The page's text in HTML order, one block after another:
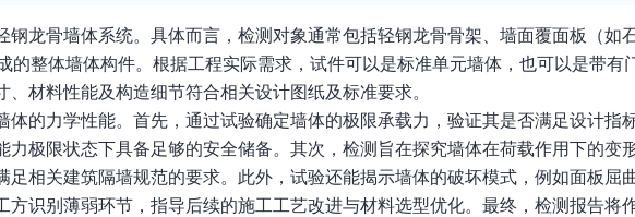
龙骨墙体系统。具体而言，检测对象通常包括轻钢龙骨骨架、墙面覆面板（如
的整体墙体构件。根据工程实际需求，试件可以是标准单元墙体，也可以是带有
材料性能及构造细节符合相关设计图纸及标准要求。
的力学性能。首先，通过试验确定墙体的极限承载力，验证其是否满足设计指
极限状态下具备足够的安全储备。其次，检测旨在探究墙体在荷载作用下的变
相关建筑隔墙规范的要求。此外，试验还能揭示墙体的破坏模式，例如面板屈
识别薄弱环节，指导后续的施工工艺改进与材料选型优化。最终，检测报告将